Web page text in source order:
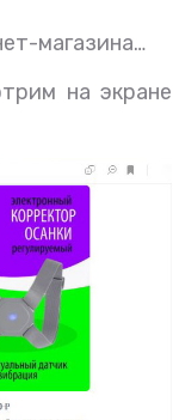
магазина…
на экране
года как с нами нет
Филипповича